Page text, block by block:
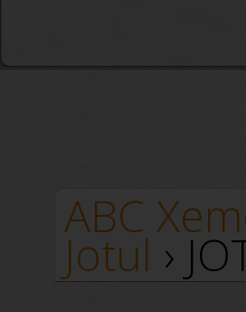
ABC
Jotul ›